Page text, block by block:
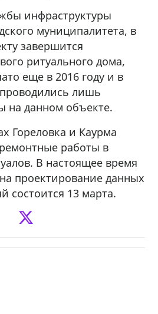
инфраструктуры
муниципалитета, в
завершится
ритуального дома,
еще в 2016 году и в
лишь
на данном объекте.
Гореловка и Каурма
работы в
В настоящее время
проектирование данных
состоится 13 марта.